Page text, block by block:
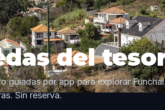
del
guiadas por app para explorar
Sin reserva.